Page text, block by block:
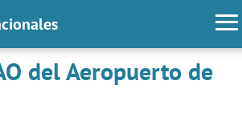
del Aeropuerto de